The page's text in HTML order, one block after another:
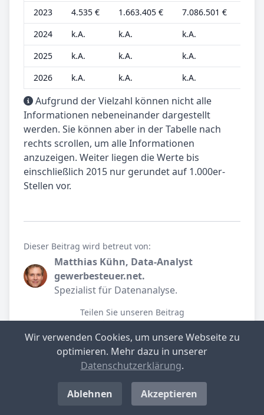
2023
4.535 € 1.663.405 € 7.086.501 €
2024
k.A. k.A. k.A.
2025
k.A. k.A. k.A.
2026
k.A. k.A. k.A.
Aufgrund der Vielzahl können nicht alle
Informationen nebeneinander dargestellt
werden. Sie können aber in der Tabelle nach
rechts scrollen, um alle Informationen
anzuzeigen. Weiter liegen die Werte bis
einschließlich 2015 nur gerundet auf 1.000er-
Stellen vor.
Dieser Beitrag wird betreut von:
Matthias Kühn, Data-Analyst
gewerbesteuer.net.
Spezialist für Datenanalyse.
Teilen Sie unseren Beitrag
Wir verwenden Cookies, um unsere Webseite zu
optimieren. Mehr dazu in unserer
Datenschutzerklärung.
Ablehnen Akzeptieren